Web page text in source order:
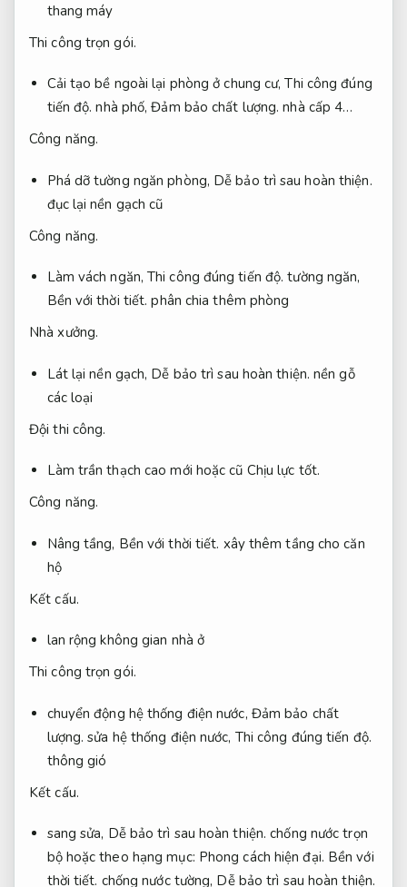
thang máy
Thi công trọn gói.
Cải tạo bề ngoài lại phòng ở chung cư,Thi công đúng
tiến độ. nhà phố,Đảm bảo chất lượng. nhà cấp 4…
Công năng.
Phá dỡ tường ngăn phòng, Dễ bảo trì sau hoàn thiện.
đục lại nền gạch cũ
Công năng.
Làm vách ngăn, Thi công đúng tiến độ. tường ngăn,
Bền với thời tiết. phân chia thêm phòng
Nhà xưởng.
Lát lại nền gạch, Dễ bảo trì sau hoàn thiện. nền gỗ
các loại
Đội thi công.
Làm trần thạch cao mới hoặc cũ Chịu lực tốt.
Công năng.
Nâng tầng, Bền với thời tiết. xây thêm tầng cho căn
hộ
Kết cấu.
lan rộng không gian nhà ở
Thi công trọn gói.
chuyển động hệ thống điện nước, Đảm bảo chất
lượng. sửa hệ thống điện nước, Thi công đúng tiến độ.
thông gió
Kết cấu.
sang sửa, Dễ bảo trì sau hoàn thiện. chống nước trọn
bộ hoặc theo hạng mục: Phong cách hiện đại. Bền với
thời tiết. chống nước tường, Dễ bảo trì sau hoàn thiện.